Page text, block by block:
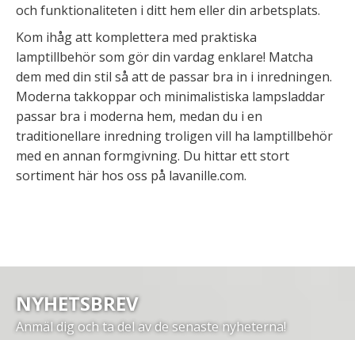
och funktionaliteten i ditt hem eller din arbetsplats.
Kom ihåg att komplettera med praktiska
lamptillbehör som gör din vardag enklare! Matcha
dem med din stil så att de passar bra in i inredningen.
Moderna takkoppar och minimalistiska lampsladdar
passar bra i moderna hem, medan du i en
traditionellare inredning troligen vill ha lamptillbehör
med en annan formgivning. Du hittar ett stort
sortiment här hos oss på lavanille.com.
NYHETSBREV
Anmäl dig och ta del av de senaste nyheterna!